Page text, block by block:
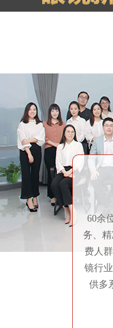
60余
务、
费人
镜行
供多